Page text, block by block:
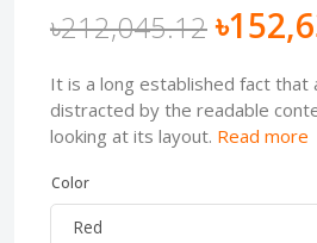
৳212,045.12
It is a long established fact that
distracted by the readable
looking at its layout. Read more
Color